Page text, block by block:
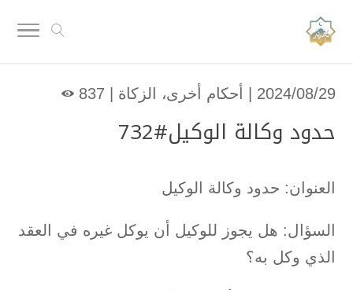
2024/08/29 | أحكام أخرى، الزكاة 837

حدود وكالة الوكيل#732
العنوان: حدود وكالة الوكيل
السؤال: هل يجوز للوكيل أن يوكل غيره في العقد
الذي وكل به؟